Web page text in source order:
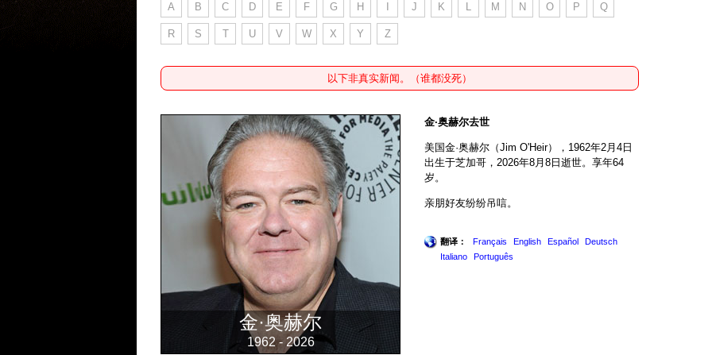
A B C D E F G H J K L M N O P Q
R S T U V W X Y Z
以下非真实新闻。（谁都没死）
金·奥赫尔
1962 - 2026
金·奥赫尔去世
美国金·奥赫尔（Jim O'Heir），1962年2月4日
出生于芝加哥，2026年8月8日逝世。享年64
岁。
亲朋好友纷纷吊唁。
翻译： Français English Español
Deutsch
Italiano
Português